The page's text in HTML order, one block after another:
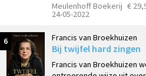
Meulenhoff Boekerij €
24-05-2022
6 Francis van Broekhuizen
Bij twijfel hard zingen
Francis van Broekhuizen